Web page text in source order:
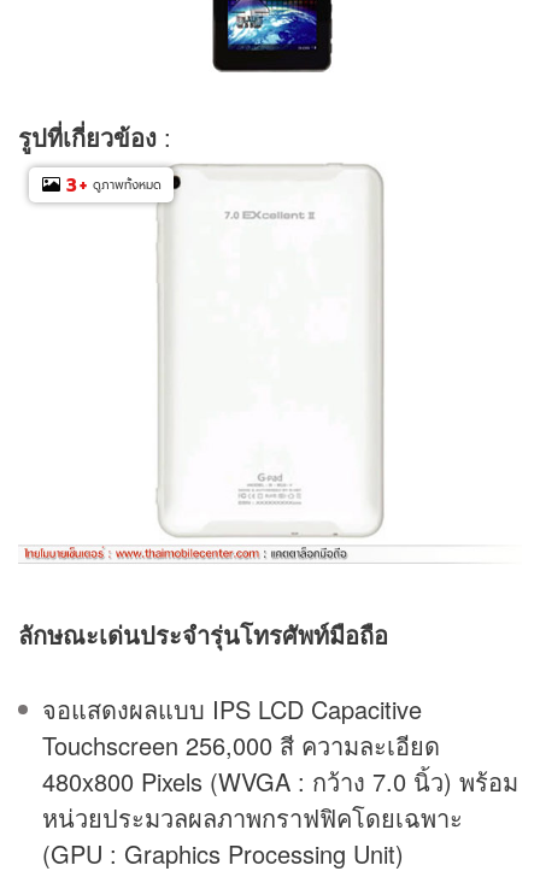
รูปที่เกี่ยวข้อง :
3+ ดูภาพทั้งหมด
ลักษณะเด่นประจำรุ่นโทรศัพท์มือถือ
จอแสดงผลแบบ IPS LCD Capacitive
Touchscreen 256,000 สี ความละเอียด
480x800 Pixels (WVGA : กว้าง 7.0 นิ้ว) พร้อม
หน่วยประมวลผลภาพกราฟฟิคโดยเฉพาะ
(GPU : Graphics Processing Unit)